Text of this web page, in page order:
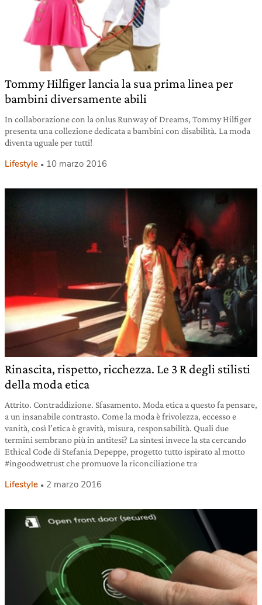
Tommy Hilfiger lancia la sua prima linea per
bambini diversamente abili
In collaborazione con la onlus Runway of Dreams, Tommy Hilfiger
presenta una collezione dedicata a bambini con disabilità. La moda
diventa uguale per tutti!
Lifestyle 10 marzo 2016
Rinascita, rispetto, ricchezza. Le 3 R degli stilisti
della moda etica
Attrito. Contraddizione. Sfasamento. Moda etica a questo fa pensare,
a un insanabile contrasto. Come la moda è frivolezza, eccesso e
vanità, così l’etica è gravità, misura, responsabilità. Quali due
termini sembrano più in antitesi? La sintesi invece la sta cercando
Ethical Code di Stefania Depeppe, progetto tutto ispirato al motto
#ingoodwetrust che promuove la riconciliazione tra
Lifestyle 2 marzo 2016